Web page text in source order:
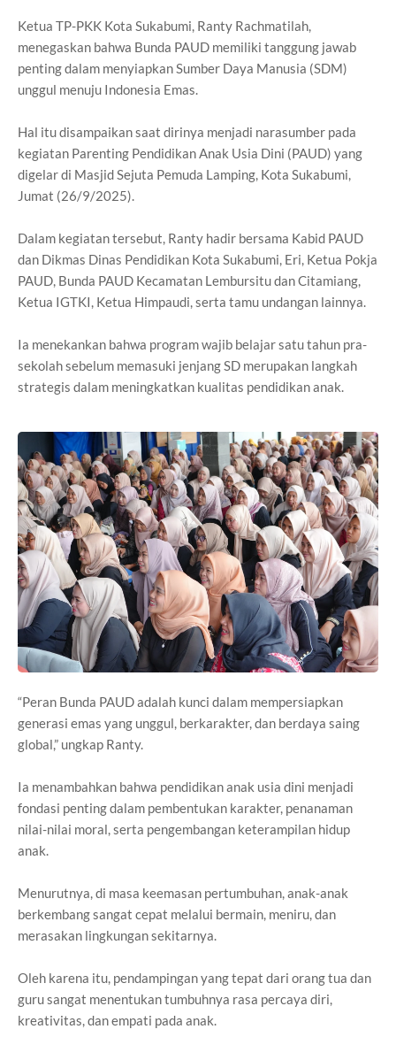
Ketua TP-PKK Kota Sukabumi, Ranty Rachmatilah,
menegaskan bahwa Bunda PAUD memiliki tanggung jawab
penting dalam menyiapkan Sumber Daya Manusia (SDM)
unggul menuju Indonesia Emas.
Hal itu disampaikan saat dirinya menjadi narasumber pada
kegiatan Parenting Pendidikan Anak Usia Dini (PAUD) yang
digelar di Masjid Sejuta Pemuda Lamping, Kota Sukabumi,
Jumat (26/9/2025).
Dalam kegiatan tersebut, Ranty hadir bersama Kabid PAUD
dan Dikmas Dinas Pendidikan Kota Sukabumi, Eri, Ketua Pokja
PAUD, Bunda PAUD Kecamatan Lembursitu dan Citamiang,
Ketua IGTKI, Ketua Himpaudi, serta tamu undangan lainnya.
Ia menekankan bahwa program wajib belajar satu tahun pra-
sekolah sebelum memasuki jenjang SD merupakan langkah
strategis dalam meningkatkan kualitas pendidikan anak.
“Peran Bunda PAUD adalah kunci dalam mempersiapkan
generasi emas yang unggul, berkarakter, dan berdaya saing
global,” ungkap Ranty.
Ia menambahkan bahwa pendidikan anak usia dini menjadi
fondasi penting dalam pembentukan karakter, penanaman
nilai-nilai moral, serta pengembangan keterampilan hidup
anak.
Menurutnya, di masa keemasan pertumbuhan, anak-anak
berkembang sangat cepat melalui bermain, meniru, dan
merasakan lingkungan sekitarnya.
Oleh karena itu, pendampingan yang tepat dari orang tua dan
guru sangat menentukan tumbuhnya rasa percaya diri,
kreativitas, dan empati pada anak.